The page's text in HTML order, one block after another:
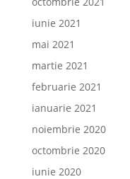
iunie 2021
mai 2021
martie 2021
februarie 2021
ianuarie 2021
noiembrie 2020
octombrie 2020
iunie 2020